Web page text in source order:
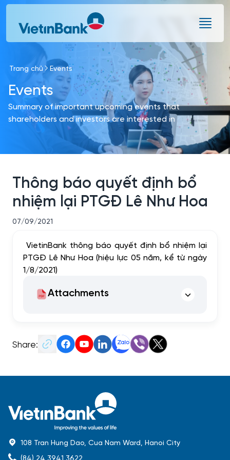
Skip to Main Content
Trang chủ Events
Events
Summary of important upcoming events that
shareholders and investors are interested in
Thông báo quyết định bổ
nhiệm lại PTGĐ Lê Như Hoa
07/09/2021
VietinBank thông báo quyết định bổ nhiệm lại
PTGĐ Lê Như Hoa (hiệu lực 05 năm, kể từ ngày
1/8/2021)
Attachments
Share:
108 Tran Hung Dao, Cua Nam Ward, Hanoi City
(84) 24 3941 3622